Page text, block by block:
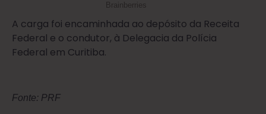
A carga foi encaminhada ao depósito da Receita
Federal e o condutor, à Delegacia da Polícia
Federal em Curitiba.
Fonte: PRF